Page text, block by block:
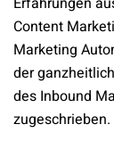
Content
Marketing
der
des Inbound
zugeschrieben.